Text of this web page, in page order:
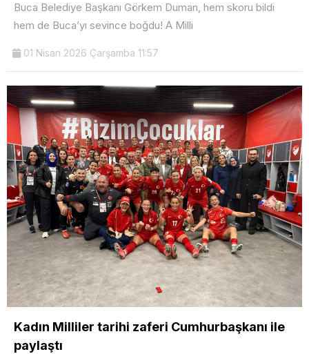
Buca Belediye Başkanı Görkem Duman, hem skoru bildi
hem de Buca’yı sevince boğdu! A Milli
01 Nisan 2026 Çarşamba 11:57
Kadın Milliler tarihi zaferi Cumhurbaşkanı ile
paylaştı